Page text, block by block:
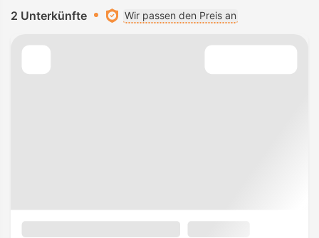
2 Unterkünfte Wir passen den Preis an